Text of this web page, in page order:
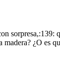
¿O es